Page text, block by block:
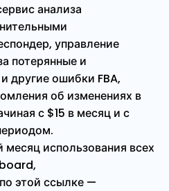
анализа
управление
потерянные и
другие ошибки FBA,
об изменениях в
с $15 в месяц и с
месяц использования всех
этой ссылке —